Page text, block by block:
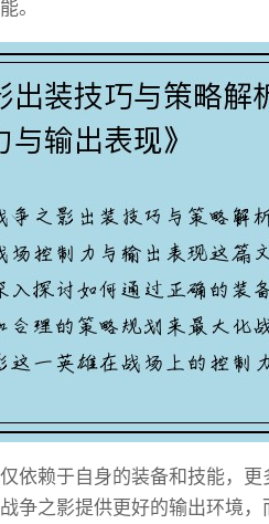
。
依赖于自身的装备和技能，
争之影提供更好的输出环境